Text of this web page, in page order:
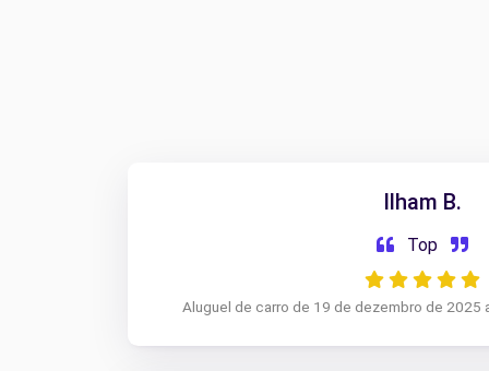
Ilham B.
Top
Aluguel de carro de 19 de dezembro de 2025